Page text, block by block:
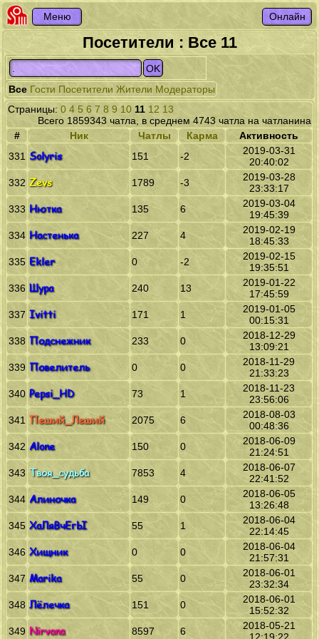
Посетители : Все 11
Все Гости Посетители Жители Модераторы
Страницы: 0 4 5 6 7 8 9 10 11 12 13
Всего 1859343 чатла, в среднем 4743 чатла на чатланина
#
Ник Чатлы Карма
Активность
331 Solyris 151 -2
2019-03-31
20:40:02
332 Zevs 1789 -3
2019-03-28
23:33:17
333 Нютка 135 6
2019-03-04
19:45:39
334 Настенька 227 4
2019-02-19
18:45:33
335 Ekler 0 -2
2019-02-15
19:35:51
336 Шура 240 13
2019-01-22
17:45:59
337 Ivitti 171 1
2019-01-05
00:15:31
338 Подснежник 233 0
2018-12-29
13:09:21
339 Повелитель 0 0
2018-11-29
21:33:23
340 Pepsi_HD 73 1
2018-11-23
23:56:06
341 Пеший_Леший 2075 6
2018-08-03
00:48:36
342 Alone 150 0
2018-06-09
21:24:51
343 Твоя_судьба 7853 4
2018-06-07
22:41:52
344 Алиночка 149 0
2018-06-05
13:26:48
345 ХаЛяВчЕгЫ 55 1
2018-06-04
22:14:45
346 Хищник 0 0
2018-06-04
21:57:31
347 Marika 55 0
2018-06-01
23:32:34
348 Лёлечка 151 0
2018-06-01
15:52:32
349 Nirvana 8597 6
2018-05-21